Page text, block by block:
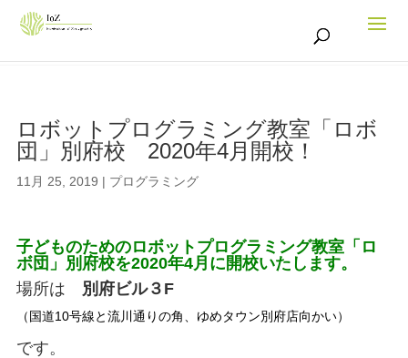
ロボットプログラミング教室「ロボ
団」別府校 2020年4月開校！
11月 25, 2019 | プログラミング
子どものためのロボットプログラミング教室「ロ
ボ団」別府校を2020年4月に開校いたします。
場所は
別府ビル３F
（国道10号線と流川通りの角、ゆめタウン別府店向かい）
です。